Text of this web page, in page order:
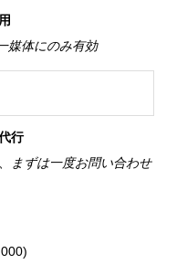
媒体にのみ有効
行
まずは一度お問い合わせ
)